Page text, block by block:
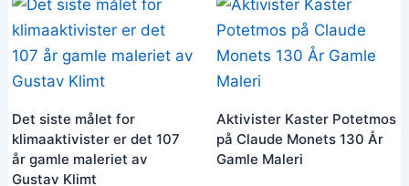
Det siste målet for
klimaaktivister er det 107
år gamle maleriet av
Gustav Klimt
Aktivister Kaster Potetmos
på Claude Monets 130 År
Gamle Maleri